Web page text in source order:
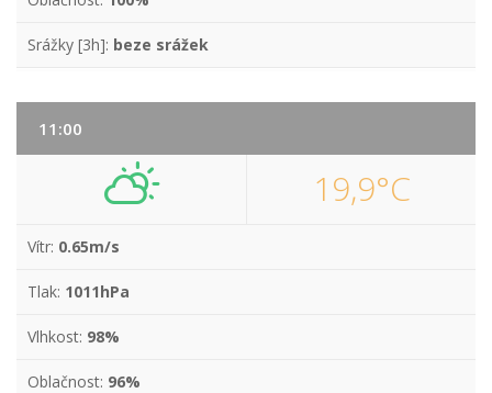
Srážky [3h]: beze srážek
11:00
19,9°C
Vítr: 0.65m/s
Tlak: 1011hPa
Vlhkost: 98%
Oblačnost: 96%